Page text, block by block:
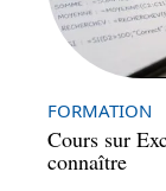
FORMATION
Cours sur
connaître